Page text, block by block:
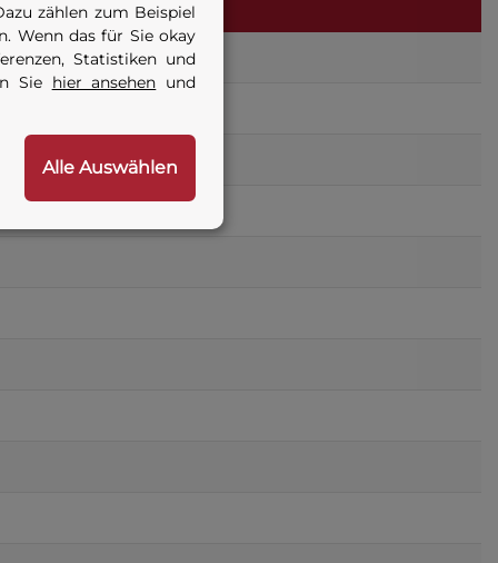
zählen zum Beispiel
Wenn das für Sie okay
Statistiken und
Sie hier ansehen und
Alle Auswählen